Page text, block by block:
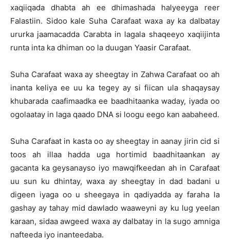
xaqiiqada dhabta ah ee dhimashada halyeeyga reer
Falastiin. Sidoo kale Suha Carafaat waxa ay ka dalbatay
ururka jaamacadda Carabta in lagala shaqeeyo xaqiijinta
runta inta ka dhiman oo la duugan Yaasir Carafaat.
Suha Carafaat waxa ay sheegtay in Zahwa Carafaat oo ah
inanta keliya ee uu ka tegey ay si fiican ula shaqaysay
khubarada caafimaadka ee baadhitaanka waday, iyada oo
ogolaatay in laga qaado DNA si loogu eego kan aabaheed.
Suha Carafaat in kasta oo ay sheegtay in aanay jirin cid si
toos ah illaa hadda uga hortimid baadhitaankan ay
gacanta ka geysanayso iyo mawqifkeedan ah in Carafaat
uu sun ku dhintay, waxa ay sheegtay in dad badani u
digeen iyaga oo u sheegaya in qadiyadda ay faraha la
gashay ay tahay mid dawlado waaweyni ay ku lug yeelan
karaan, sidaa awgeed waxa ay dalbatay in la sugo amniga
nafteeda iyo inanteedaba.